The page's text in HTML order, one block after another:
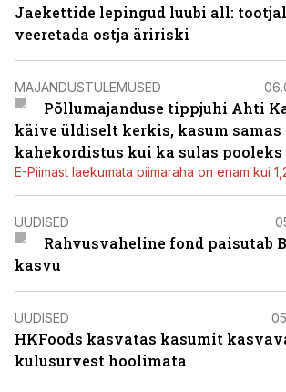
Jaekettide lepingud luubi all:
veeretada ostja äririski
MAJANDUSTULEMUSED
Põllumajanduse tippjuhi Ahti
käive üldiselt kerkis, kasum
kahekordistus kui ka sulas pooleks
E-Piimast laekumata piimaraha on enam kui
UUDISED
Rahvusvaheline fond paisutab
kasvu
UUDISED
HKFoods kasvatas kasumit
kulusurvest hoolimata